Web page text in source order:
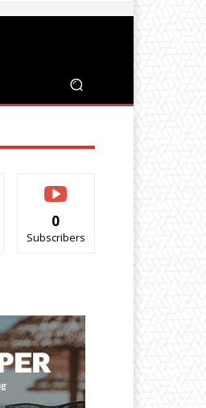
0
Subscribers